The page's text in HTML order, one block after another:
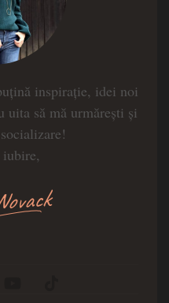
inspirație, idei noi
uita să mă urmărești și